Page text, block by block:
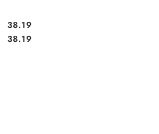
Cena:
38.19
Cena:
38.19